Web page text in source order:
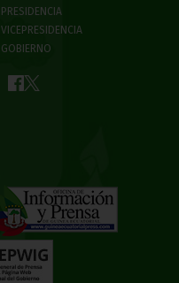
PRESIDENCIA
VICEPRESIDENCIA
GOBIERNO